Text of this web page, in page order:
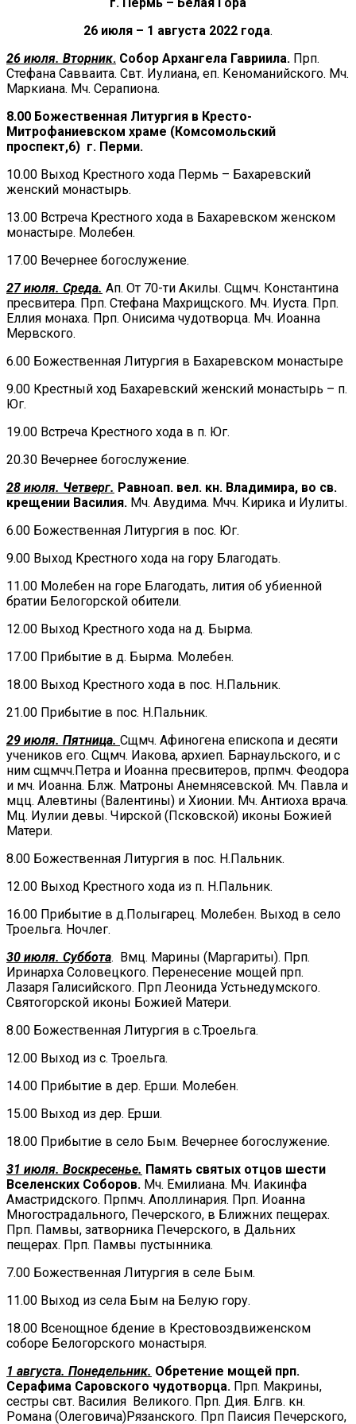
26 июля – 1 августа 2022 года.
26 июля. Вторник. Собор Архангела Гавриила. Прп.
Стефана Савваита. Свт. Иулиана, еп. Кеноманийского. Мч.
Маркиана. Мч. Серапиона.
8.00 Божественная Литургия в Кресто-
Митрофаниевском храме (Комсомольский
проспект,6) г. Перми.
10.00 Выход Крестного хода Пермь – Бахаревский
женский монастырь.
13.00 Встреча Крестного хода в Бахаревском женском
монастыре. Молебен.
17.00 Вечернее богослужение.
27 июля. Среда. Ап. От 70-ти Акилы. Сщмч. Константина
пресвитера. Прп. Стефана Махрищского. Мч. Иуста. Прп.
Еллия монаха. Прп. Онисима чудотворца. Мч. Иоанна
Мервского.
6.00 Божественная Литургия в Бахаревском монастыре
9.00 Крестный ход Бахаревский женский монастырь – п.
Юг.
19.00 Встреча Крестного хода в п. Юг.
20.30 Вечернее богослужение.
28 июля. Четверг. Равноап. вел. кн. Владимира, во св.
крещении Василия. Мч. Авудима. Мчч. Кирика и Иулиты.
6.00 Божественная Литургия в пос. Юг.
9.00 Выход Крестного хода на гору Благодать.
11.00 Молебен на горе Благодать, лития об убиенной
братии Белогорской обители.
12.00 Выход Крестного хода на д. Бырма.
17.00 Прибытие в д. Бырма. Молебен.
18.00 Выход Крестного хода в пос. Н.Пальник.
21.00 Прибытие в пос. Н.Пальник.
29 июля. Пятница. Сщмч. Афиногена епископа и десяти
учеников его. Сщмч. Иакова, архиеп. Барнаульского, и с
ним сщмчч.Петра и Иоанна пресвитеров, прпмч. Феодора
и мч. Иоанна. Блж. Матроны Анемнясевской. Мч. Павла и
мцц. Алевтины (Валентины) и Хионии. Мч. Антиоха врача.
Мц. Иулии девы. Чирской (Псковской) иконы Божией
Матери.
8.00 Божественная Литургия в пос. Н.Пальник.
12.00 Выход Крестного хода из п. Н.Пальник.
16.00 Прибытие в д.Полыгарец. Молебен. Выход в село
Троельга. Ночлег.
30 июля. Суббота. Вмц. Марины (Маргариты). Прп.
Иринарха Соловецкого. Перенесение мощей прп.
Лазаря Галисийского. Прп Леонида Устьнедумского.
Святогорской иконы Божией Матери.
8.00 Божественная Литургия в с.Троельга.
12.00 Выход из с. Троельга.
14.00 Прибытие в дер. Ерши. Молебен.
15.00 Выход из дер. Ерши.
18.00 Прибытие в село Бым. Вечернее богослужение.
31 июля. Воскресенье. Память святых отцов шести
Вселенских Соборов. Мч. Емилиана. Мч. Иакинфа
Амастридского. Прпмч. Аполлинария. Прп. Иоанна
Многострадального, Печерского, в Ближних пещерах.
Прп. Памвы, затворника Печерского, в Дальних
пещерах. Прп. Памвы пустынника.
7.00 Божественная Литургия в селе Бым.
11.00 Выход из села Бым на Белую гору.
18.00 Всенощное бдение в Крестовоздвиженском
соборе Белогорского монастыря.
1 августа. Понедельник. Обретение мощей прп.
Серафима Саровского чудотворца. Прп. Макрины,
сестры свт. Василия Великого. Прп. Дия. Блгв. кн.
Романа (Олеговича)Рязанского. Прп Паисия Печерского,